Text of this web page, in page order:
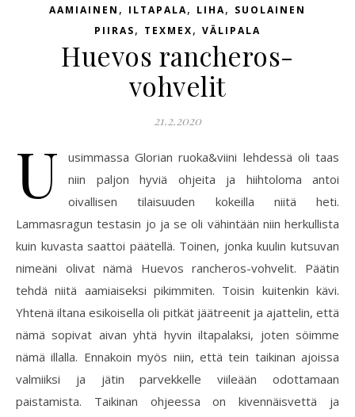
AAMIAINEN , ILTAPALA, LIHA, SUOLAINEN
PIIRAS, TEXMEX, VÄLIPALA
Huevos rancheros-
vohvelit
21.2.2020
U
usimmassa Glorian ruoka&viini lehdessä oli taas
niin paljon hyviä ohjeita ja hiihtoloma antoi
oivallisen tilaisuuden kokeilla niitä heti.
Lammasragun testasin jo ja se oli vähintään niin herkullista
kuin kuvasta saattoi päätellä. Toinen, jonka kuulin kutsuvan
nimeäni olivat nämä Huevos rancheros-vohvelit. Päätin
tehdä niitä aamiaiseksi pikimmiten. Toisin kuitenkin kävi.
Yhtenä iltana esikoisella oli pitkät jäätreenit ja ajattelin, että
nämä sopivat aivan yhtä hyvin iltapalaksi, joten söimme
nämä illalla. Ennakoin myös niin, että tein taikinan ajoissa
valmiiksi ja jätin parvekkelle viileään odottamaan
paistamista. Taikinan ohjeessa on kivennäisvettä ja